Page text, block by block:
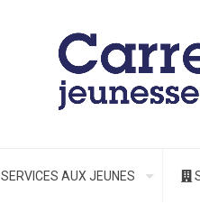
SERVICES AUX JEUNES